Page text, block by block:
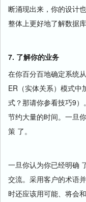
断涌现出来，你的设计
整体上更好地了解数据
7. 了解你的业务
在你百分百地确定系统
ER（实体关系）模式中
式？那请你参看技巧9
节约大量的时间。一旦
策 了。
一旦你认为你已经明确
交流。采用客户的术语
时还应该用可能、将会